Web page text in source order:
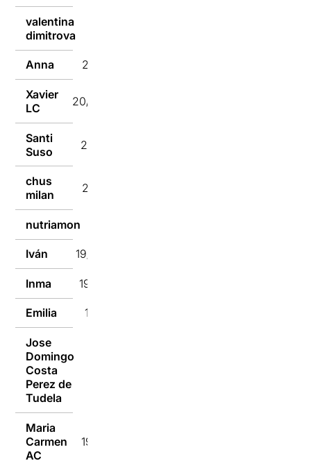
valentina
dimitrova
Anna 20/11/2018
Xavier
LC
20/11/2018
Santi
Suso
20/11/2018
chus
milan
20/11/2018
nutriamon
Iván 19/11/2018
Inma 19/11/2018
Emilia 19/11/2018
Jose
Domingo
Costa
Perez de
Tudela
Maria
Carmen
AC
19/11/2018